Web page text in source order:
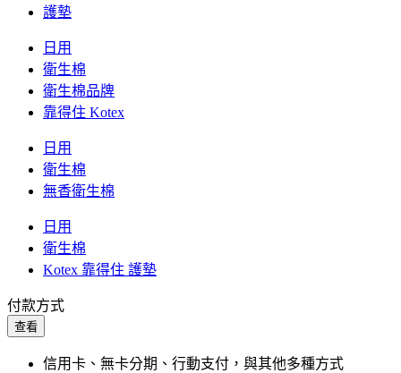
護墊
日用
衛生棉
衛生棉品牌
靠得住 Kotex
日用
衛生棉
無香衛生棉
日用
衛生棉
Kotex 靠得住 護墊
付款方式
查看
信用卡、無卡分期、行動支付，與其他多種方式